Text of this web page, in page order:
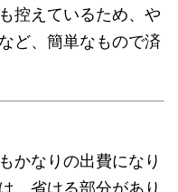
控えているため、や
ど、簡単なもので済
かなりの出費になり
、省ける部分があり